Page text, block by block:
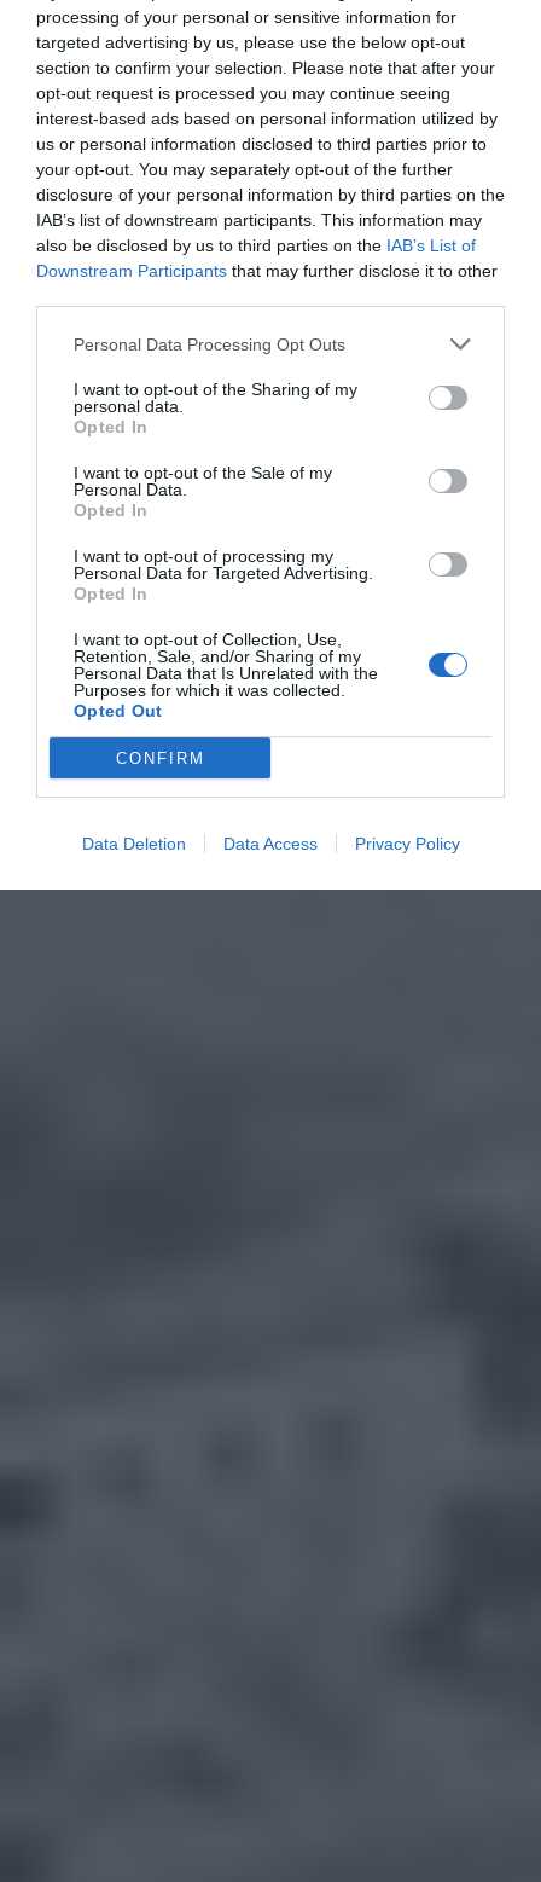
processing of your personal or sensitive information for
targeted advertising by us, please use the below opt-out
section to confirm your selection. Please note that after your
opt-out request is processed you may continue seeing
interest-based ads based on personal information utilized by
us or personal information disclosed to third parties prior to
your opt-out. You may separately opt-out of the further
disclosure of your personal information by third parties on the
IAB’s list of downstream participants. This information may
also be disclosed by us to third parties on the IAB’s List of
Downstream Participants that may further disclose it to other
Personal Data Processing Opt Outs
I want to opt-out of the Sharing of my
personal data.
Opted In
I want to opt-out of the Sale of my
Personal Data.
Opted In
I want to opt-out of processing my
Personal Data for Targeted Advertising.
Opted In
I want to opt-out of Collection, Use,
Retention, Sale, and/or Sharing of my
Personal Data that Is Unrelated with the
Purposes for which it was collected.
Opted Out
CONFIRM
Data Deletion Data Access Privacy Policy